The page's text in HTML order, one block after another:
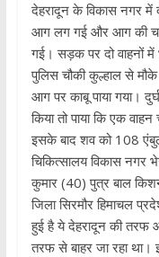
देहरादून के विकास नगर में
आग लग गई और आग की
गई। सड़क पर दो वाहनों
पुलिस चौकी कुल्हाल से
आग पर काबू पाया गया।
किया तो पाया कि एक
इसके बाद शव को 108
चिकित्सालय विकास नगर
कुमार (40) पुत्र बाल किशन
जिला सिरमौर हिमाचल
हुई है ये देहरादून की तरफ
तरफ से बाहर जा रहा